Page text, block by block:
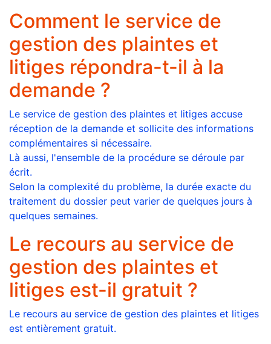
Comment le service de
gestion des plaintes et
litiges répondra-t-il à la
demande ?
Le service de gestion des plaintes et litiges accuse
réception de la demande et sollicite des informations
complémentaires si nécessaire.
Là aussi, l'ensemble de la procédure se déroule par
écrit.
Selon la complexité du problème, la durée exacte du
traitement du dossier peut varier de quelques jours à
quelques semaines.
Le recours au service de
gestion des plaintes et
litiges est-il gratuit ?
Le recours au service de gestion des plaintes et litiges
est entièrement gratuit.